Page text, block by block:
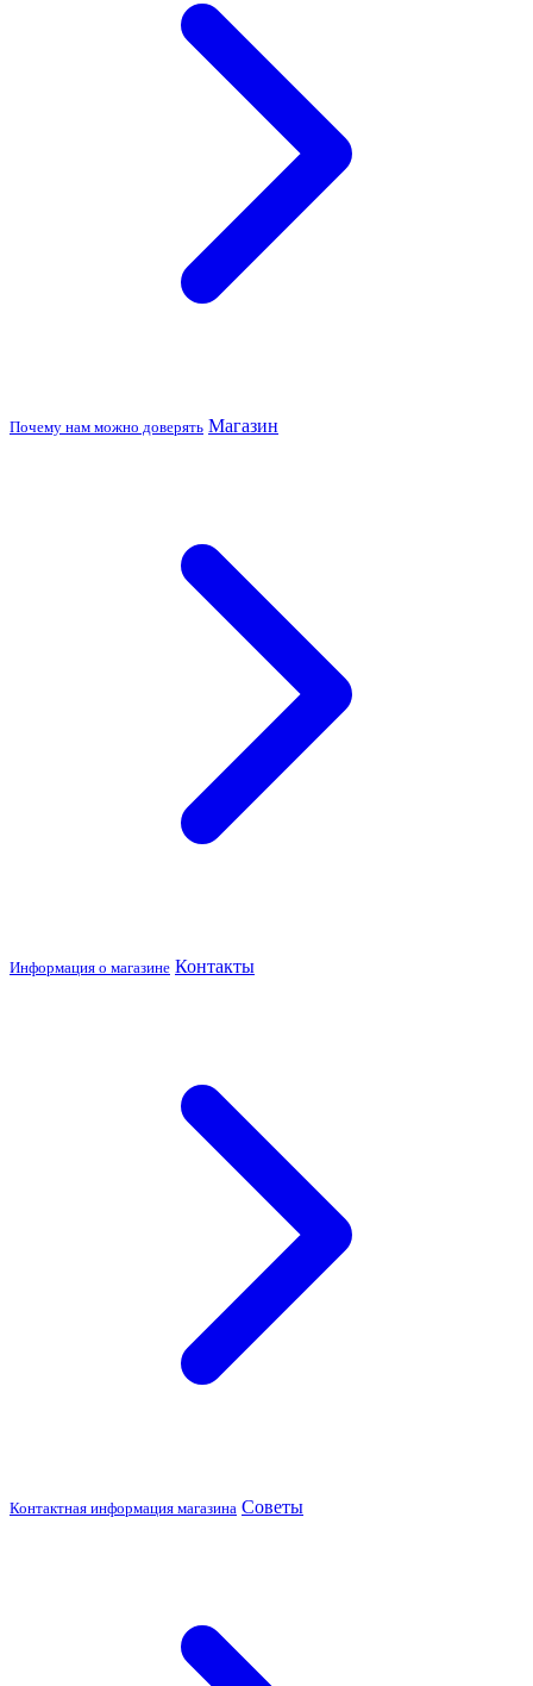
Почему нам можно доверять Магазин
Информация о магазине Контакты
Контактная информация магазина Советы